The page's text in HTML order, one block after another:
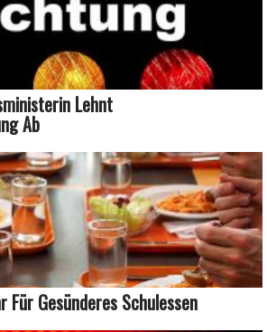
Lehnt
Ab
Für Gesünderes Schulessen